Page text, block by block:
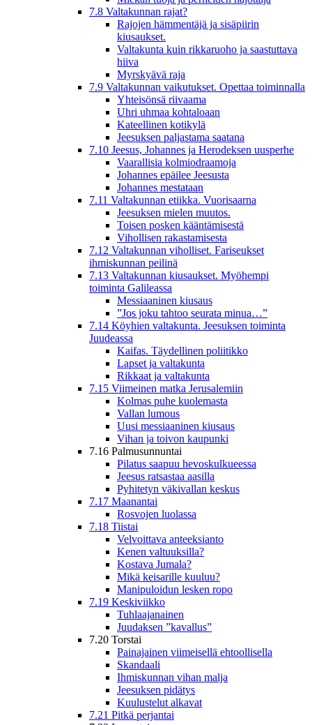
7.8 Valtakunnan rajat?
Rajojen hämmentäjä ja sisäpiirin
kiusaukset.
Valtakunta kuin rikkaruoho ja saastuttava
hiiva
Myrskyävä raja
7.9 Valtakunnan vaikutukset. Opettaa toiminnalla
Yhteisönsä riivaama
Uhri uhmaa kohtaloaan
Kateellinen kotikylä
Jeesuksen paljastama saatana
7.10 Jeesus, Johannes ja Herodeksen uusperhe
Vaarallisia kolmiodraamoja
Johannes epäilee Jeesusta
Johannes mestataan
7.11 Valtakunnan etiikka. Vuorisaarna
Jeesuksen mielen muutos.
Toisen posken kääntämisestä
Vihollisen rakastamisesta
7.12 Valtakunnan viholliset. Fariseukset
ihmiskunnan peilinä
7.13 Valtakunnan kiusaukset. Myöhempi
toiminta Galileassa
Messiaaninen kiusaus
”Jos joku tahtoo seurata minua…”
7.14 Köyhien valtakunta. Jeesuksen toiminta
Juudeassa
Kaifas. Täydellinen poliitikko
Lapset ja valtakunta
Rikkaat ja valtakunta
7.15 Viimeinen matka Jerusalemiin
Kolmas puhe kuolemasta
Vallan lumous
Uusi messiaaninen kiusaus
Vihan ja toivon kaupunki
7.16 Palmusunnuntai
Pilatus saapuu hevoskulkueessa
Jeesus ratsastaa aasilla
Pyhitetyn väkivallan keskus
7.17 Maanantai
Rosvojen luolassa
7.18 Tiistai
Velvoittava anteeksianto
Kenen valtuuksilla?
Kostava Jumala?
Mikä keisarille kuuluu?
Manipuloidun lesken ropo
7.19 Keskiviikko
Tuhlaajanainen
Juudaksen ”kavallus”
7.20 Torstai
Painajainen viimeisellä ehtoollisella
Skandaali
Ihmiskunnan vihan malja
Jeesuksen pidätys
Kuulustelut alkavat
7.21 Pitkä perjantai